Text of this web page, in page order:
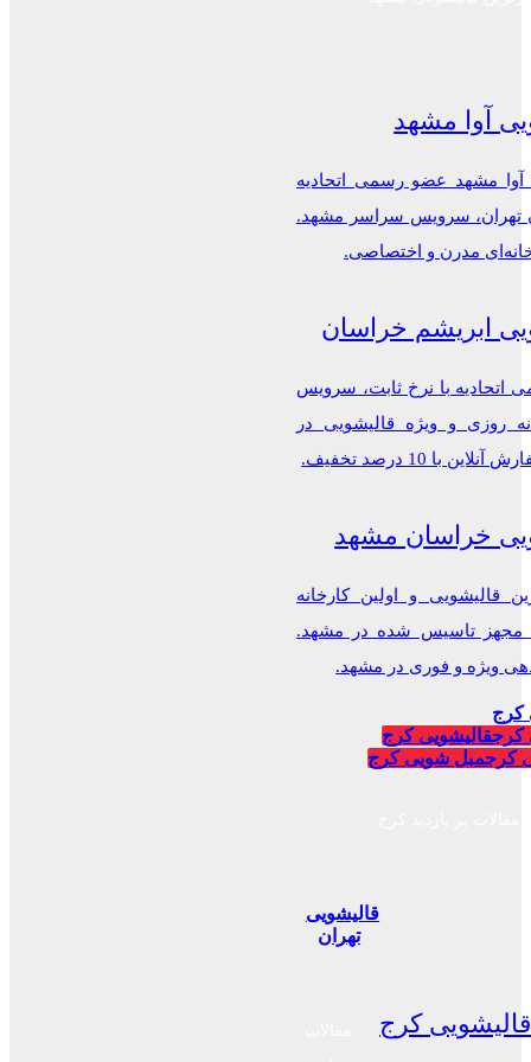
آوا مشهد
آوا مشهد عضو رسمی اتحادیه
تهران، سرویس سراسر مشهد.
مدرن و اختصاصی.
ابریشم خراسان
اتحادیه با نرخ ثابت، سرویس
روزی و ویژه قالیشویی در
با 10 درصد تخفیف.
خراسان مشهد
قالیشویی و اولین کارخانه
مجهز تاسیس شده در مشهد.
ویژه و فوری در مشهد.
کرج
کرجقالیشویی کرج
کرجمبل شویی کرج
کرج
قالیشویی
تهران